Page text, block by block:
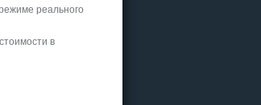
реального
в